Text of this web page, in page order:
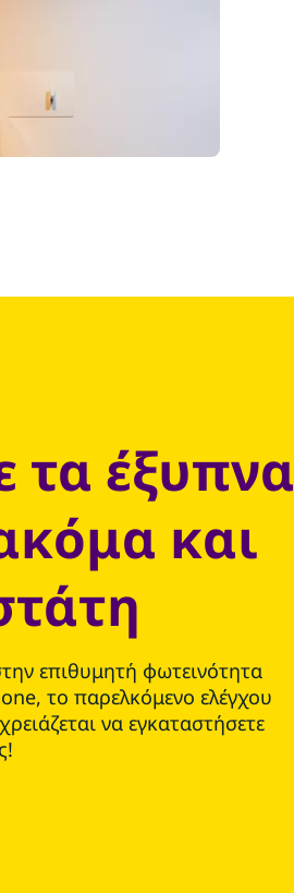
έξυπνα
και
επιθυμητή φωτεινότητα
το παρελκόμενο ελέγχου
να εγκαταστήσετε